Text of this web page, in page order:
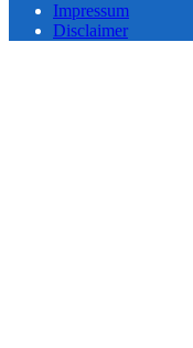
Impressum
Disclaimer